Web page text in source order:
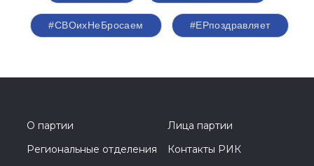
#СВОихНеБросаем #ЕРпоздравляет
О партии
Лица партии
Региональные отделения
Контакты РИК